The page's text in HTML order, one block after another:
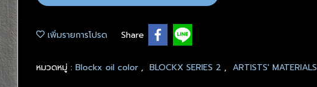
เพิ่มรายการโปรด Share
หมวดหมู่ : Blockx oil color , BLOCKX SERIES 2 , ARTISTS' MATERIALS